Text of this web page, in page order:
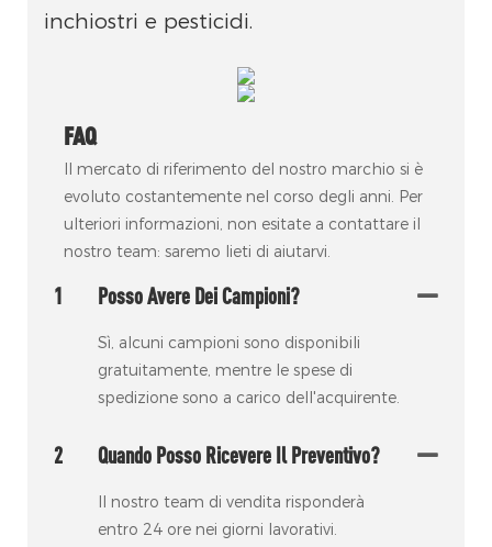
inchiostri e pesticidi.
FAQ
Il mercato di riferimento del nostro marchio si è
evoluto costantemente nel corso degli anni. Per
ulteriori informazioni, non esitate a contattare il
nostro team: saremo lieti di aiutarvi.
1 Posso Avere Dei Campioni?
Sì, alcuni campioni sono disponibili
gratuitamente, mentre le spese di
spedizione sono a carico dell'acquirente.
2 Quando Posso Ricevere Il Preventivo?
Il nostro team di vendita risponderà
entro 24 ore nei giorni lavorativi.